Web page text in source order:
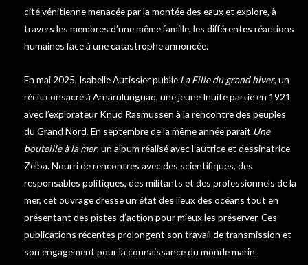
cité vénitienne menacée par la montée des eaux et explore, à
travers les membres d’une même famille, les différentes réactions
humaines face à une catastrophe annoncée.
En mai 2025, Isabelle Autissier publie La Fille du grand hiver, un
récit consacré à Arnarulunguaq, une jeune Inuite partie en 1921
avec l’explorateur Knud Rasmussen à la rencontre des peuples
du Grand Nord. En septembre de la même année paraît Une
bouteille à la mer, un album réalisé avec l’autrice et dessinatrice
Zelba. Nourri de rencontres avec des scientifiques, des
responsables politiques, des militants et des professionnels de la
mer, cet ouvrage dresse un état des lieux des océans tout en
présentant des pistes d’action pour mieux les préserver. Ces
publications récentes prolongent son travail de transmission et
son engagement pour la connaissance du monde marin.